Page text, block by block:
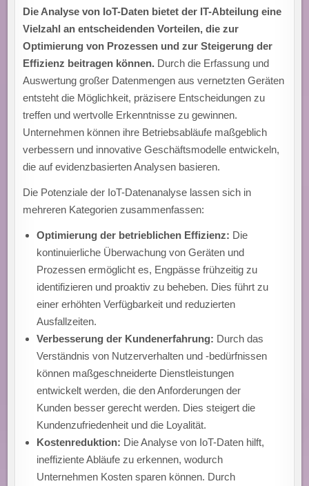
Die Analyse von IoT-Daten bietet der IT-Abteilung eine
Vielzahl an entscheidenden Vorteilen, die zur
Optimierung von Prozessen und zur Steigerung der
Effizienz beitragen können. Durch die Erfassung und
Auswertung großer Datenmengen aus vernetzten Geräten
entsteht die Möglichkeit, präzisere Entscheidungen zu
treffen und wertvolle Erkenntnisse zu gewinnen.
Unternehmen können ihre Betriebsabläufe maßgeblich
verbessern und innovative Geschäftsmodelle entwickeln,
die auf evidenzbasierten Analysen basieren.
Die Potenziale der IoT-Datenanalyse lassen sich in
mehreren Kategorien zusammenfassen:
Optimierung der betrieblichen Effizienz: Die
kontinuierliche Überwachung von Geräten und
Prozessen ermöglicht es, Engpässe frühzeitig zu
identifizieren und proaktiv zu beheben. Dies führt zu
einer erhöhten Verfügbarkeit und reduzierten
Ausfallzeiten.
Verbesserung der Kundenerfahrung: Durch das
Verständnis von Nutzerverhalten und -bedürfnissen
können maßgeschneiderte Dienstleistungen
entwickelt werden, die den Anforderungen der
Kunden besser gerecht werden. Dies steigert die
Kundenzufriedenheit und die Loyalität.
Kostenreduktion: Die Analyse von IoT-Daten hilft,
ineffiziente Abläufe zu erkennen, wodurch
Unternehmen Kosten sparen können. Durch